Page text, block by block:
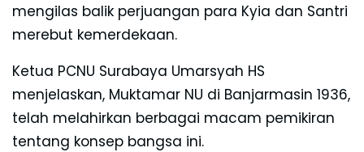
mengilas balik perjuangan para Kyia dan Santri
merebut kemerdekaan.
Ketua PCNU Surabaya Umarsyah HS
menjelaskan, Muktamar NU di Banjarmasin 1936,
telah melahirkan berbagai macam pemikiran
tentang konsep bangsa ini.